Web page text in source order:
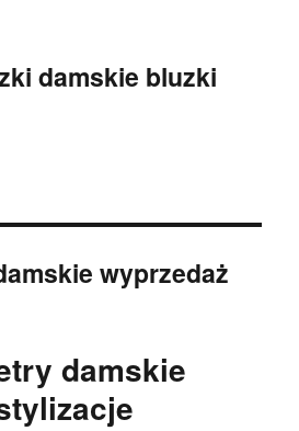
damskie bluzki
wyprzedaż
damskie